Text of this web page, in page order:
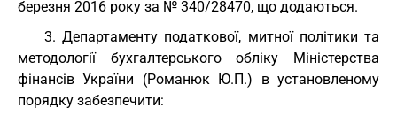
березня 2016 року за № 340/28470, що додаються.
3. Департаменту податкової, митної політики та
методології бухгалтерського обліку Міністерства
фінансів України (Романюк Ю.П.) в установленому
порядку забезпечити: